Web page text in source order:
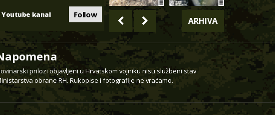
Youtube kanal Follow
ARHIVA
prilozi objavljeni u Hrvatskom vojniku nisu službeni stav
obrane RH. Rukopise i fotografije ne vraćamo.